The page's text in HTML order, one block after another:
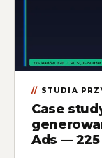
STUDIA
Case
Ads — 225